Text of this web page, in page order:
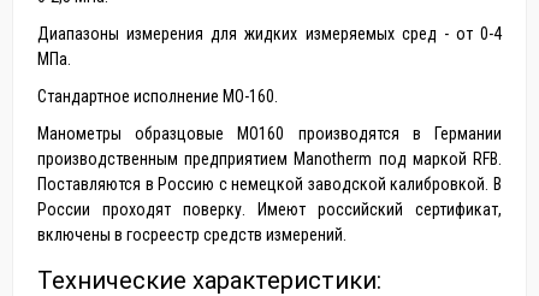
Диапазоны измерения для жидких измеряемых сред - от 0-4
МПа.
Стандартное исполнение МО-160.
Манометры образцовые МО160 производятся в Германии
производственным предприятием Manotherm под маркой RFB.
Поставляются в Россию с немецкой заводской калибровкой. В
России проходят поверку. Имеют российский сертификат,
включены в госреестр средств измерений.
Технические характеристики: